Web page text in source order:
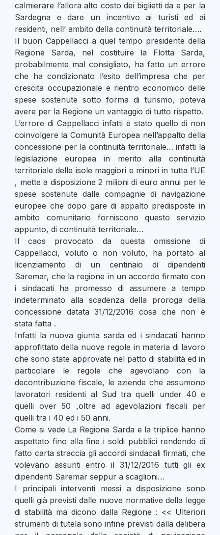
calmierare l’allora alto costo dei biglietti da e per la
Sardegna e dare un incentivo ai turisti ed ai
residenti, nell’ ambito della continuità territoriale….
Il buon Cappellacci a quel tempo presidente della
Regione Sarda, nel costituire la Flotta Sarda,
probabilmente mal consigliato, ha fatto un errore
che ha condizionato l’esito dell’impresa che per
crescita occupazionale e rientro economico delle
spese sostenute sotto forma di turismo, poteva
avere per la Regione un vantaggio di tutto rispetto.
L’errore di Cappellacci infatti è stato quello di non
coinvolgere la Comunità Europea nell’appalto della
concessione per la continuità territoriale… infatti la
legislazione europea in merito alla continuità
territoriale delle isole maggiori e minori in tutta l’UE
, mette a disposizione 2 milioni di euro annui per le
spese sostenute dalle compagnie di navigazione
europee che dopo gare di appalto predisposte in
ambito comunitario forniscono questo servizio
appunto, di continuità territoriale…
Il caos provocato da questa omissione di
Cappellacci, voluto o non voluto, ha portato al
licenziamento di un centinaio di dipendenti
Saremar, che la regione in un accordo firmato con
i sindacati ha promesso di assumere a tempo
indeterminato alla scadenza della proroga della
concessione datata 31/12/2016 cosa che non è
stata fatta .
Infatti la nuova giunta sarda ed i sindacati hanno
approfittato della nuove regole in materia di lavoro
che sono state approvate nel patto di stabilità ed in
particolare le regole che agevolano con la
decontribuzione fiscale, le aziende che assumono
lavoratori residenti al Sud tra quelli under 40 e
quelli over 50 ,oltre ad agevolazioni fiscali per
quelli tra i 40 ed i 50 anni.
Come si vede La Regione Sarda e la triplice hanno
aspettato fino alla fine i soldi pubblici rendendo di
fatto carta straccia gli accordi sindacali firmati, che
volevano assunti entro il 31/12/2016 tutti gli ex
dipendenti Saremar seppur a scaglioni…
I principali interventi messi a disposizione sono
quelli già previsti dalle nuove normative della legge
di stabilità ma dicono dalla Regione : << Ulteriori
strumenti di tutela sono infine previsti dalla delibera